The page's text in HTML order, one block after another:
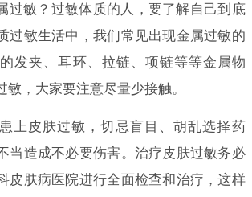
过敏？过敏体质的人，要了解自己到底
过敏生活中，我们常见出现金属过敏的
发夹、耳环、拉链、项链等等金属物
敏，大家要注意尽量少接触。
上皮肤过敏，切忌盲目、胡乱选择药
当造成不必要伤害。治疗皮肤过敏务必
皮肤病医院进行全面检查和治疗，这样